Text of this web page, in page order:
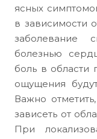
ясных
в зависимости
заболевание
болезнью
боль в области
ощущения
Важно
зависеть от
При